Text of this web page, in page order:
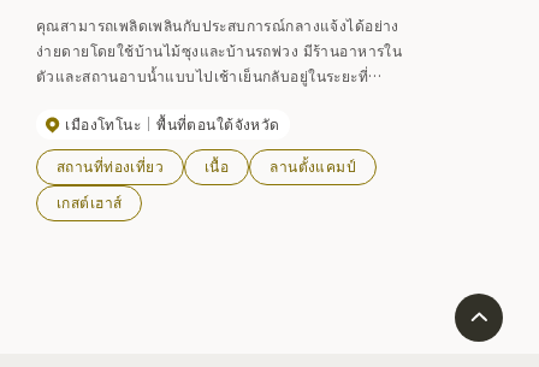
คุณสามารถเพลิดเพลินกับประสบการณ์กลางแจ้งได้อย่าง
ง่ายดายโดยใช้บ้านไม้ซุงและบ้านรถพ่วง มีร้านอาหารใน
ตัวและสถานอาบน้ำแบบไปเช้าเย็นกลับอยู่ในระยะที่
เมืองโทโนะ
พื้นที่ตอนใต้จังหวัด
สถานที่ท่องเที่ยว เนื้อ
ลานตั้งแคมป์
เกสต์เฮาส์